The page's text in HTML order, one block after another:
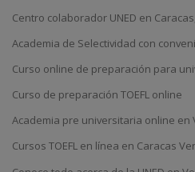
Centro colaborador UNED en
Academia de Selectividad con
Curso online de preparación para
Curso de preparación TOEFL online
Academia pre universitaria online en
Cursos TOEFL en línea en Caracas